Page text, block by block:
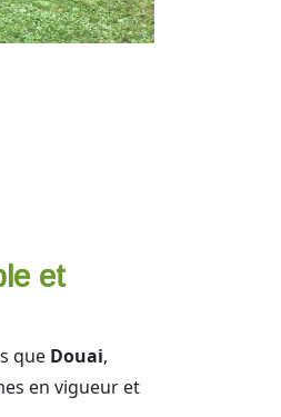
et
que Douai,
en vigueur et